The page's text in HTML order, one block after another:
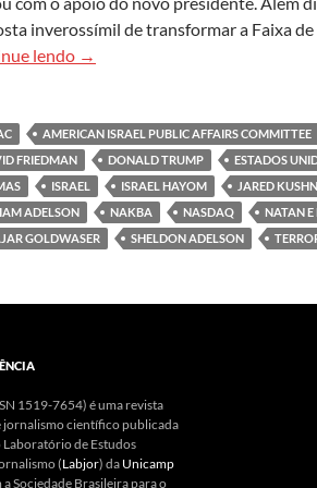
inverossímil de transformar a Faixa de
lendo
Estados Unidos e Israel, o que
→
AMERICAN ISRAEL PUBLIC AFFAIRS COMMITTEE
FRIEDMAN
DONALD TRUMP ESTADOS
ISRAEL ISRAEL HAYOM JARED
ADELSON
NAKBA NASDAQ NATAN
GOLDWASER
SHELDON ADELSON
1519-7654) é uma revista
jornalismo científico publicada
Laboratório de Estudos
(Labjor) da Unicamp
Sociedade Brasileira para o